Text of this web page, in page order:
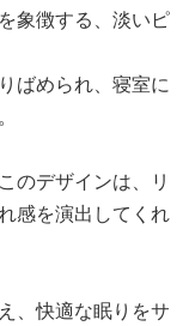
象徴する、淡いピ
ばめられ、寝室に
のデザインは、リ
感を演出してくれ
、快適な眠りをサ